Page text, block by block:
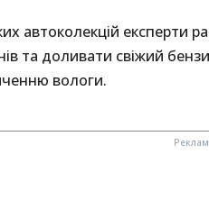
автоколекцій експерти
та доливати свіжий
вологи.